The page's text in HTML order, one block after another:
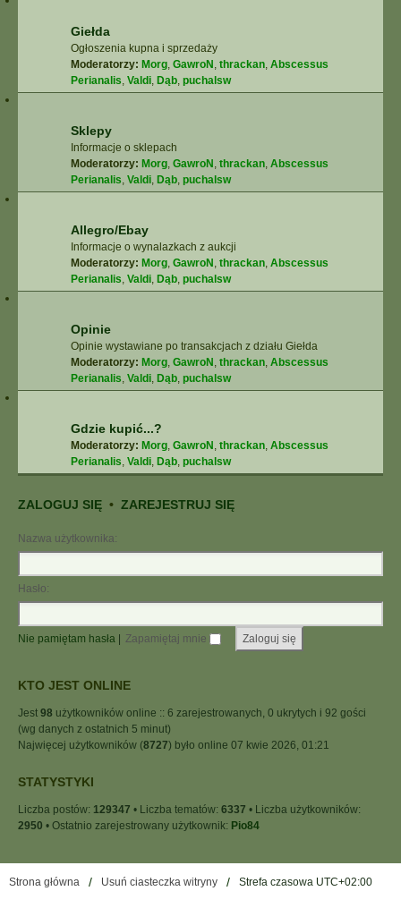
Giełda
Ogłoszenia kupna i sprzedaży
Moderatorzy: Morg, GawroN , thrackan, Abscessus
Perianalis, Valdi, Dąb, puchalsw
Sklepy
Informacje o sklepach
Moderatorzy: Morg, GawroN , thrackan, Abscessus
Perianalis, Valdi, Dąb, puchalsw
Allegro/Ebay
Informacje o wynalazkach z aukcji
Moderatorzy: Morg, GawroN , thrackan, Abscessus
Perianalis, Valdi, Dąb, puchalsw
Opinie
Opinie wystawiane po transakcjach z działu Giełda
Moderatorzy: Morg, GawroN , thrackan, Abscessus
Perianalis, Valdi, Dąb, puchalsw
Gdzie kupić...?
Moderatorzy: Morg, GawroN , thrackan, Abscessus
Perianalis, Valdi, Dąb, puchalsw
ZALOGUJ SIĘ • ZAREJESTRUJ SIĘ
Nazwa użytkownika:
Hasło:
Nie pamiętam hasła Zapamiętaj mnie
KTO JEST ONLINE
Jest 98 użytkowników online :: 6 zarejestrowanych, 0 ukrytych i 92 gości
(wg danych z ostatnich 5 minut)
Najwięcej użytkowników (8727) było online 07 kwie 2026, 01:21
STATYSTYKI
Liczba postów: 129347 • Liczba tematów: 6337 • Liczba użytkowników:
2950 • Ostatnio zarejestrowany użytkownik: Pio84
Strona główna Usuń ciasteczka witryny Strefa czasowa UTC+02:00